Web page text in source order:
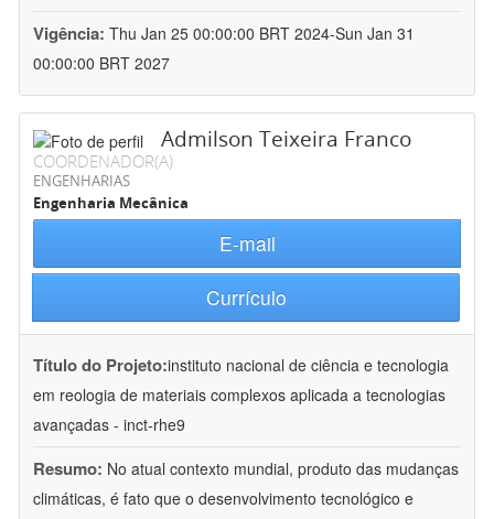
Vigência: Thu Jan 25 00:00:00 BRT 2024-Sun Jan 31
00:00:00 BRT 2027
Admilson Teixeira Franco
COORDENADOR(A)
ENGENHARIAS
Engenharia Mecânica
E-mail
Currículo
Título do Projeto:instituto nacional de ciência e tecnologia
em reologia de materiais complexos aplicada a tecnologias
avançadas - inct-rhe9
Resumo: No atual contexto mundial, produto das mudanças
climáticas, é fato que o desenvolvimento tecnológico e